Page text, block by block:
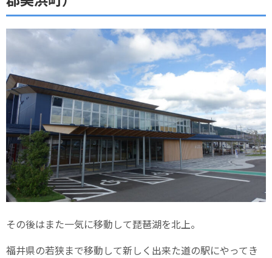
その後はまた一気に移動して琵琶湖を北上。
福井県の若狭まで移動して新しく出来た道の駅にやってき